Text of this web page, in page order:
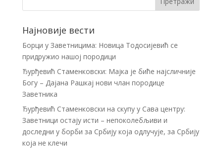
Најновије вести
Борци у Заветницима: Новица Тодосијевић се
придружио нашој породици
Ђурђевић Стаменковски: Мајка је биће најсличније
Богу – Дајана Рашкај нови члан породице
Заветника
Ђурђевић Стаменковски на скупу у Сава центру:
Заветници остају исти – непоколебљиви и
доследни у борби за Србију која одлучује, за Србију
која не клечи